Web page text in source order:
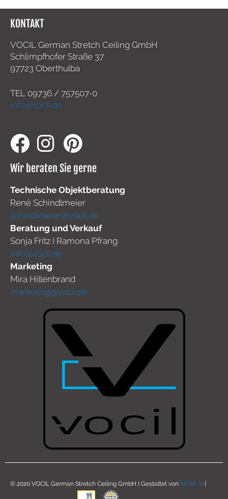
KONTAKT
VOCIL German Stretch Ceiling GmbH
Schlimpfhofer Straße 37
97723 Oberthulba
TEL 09736 / 757507-0
info@vocil.de
Wir beraten Sie gerne
Technische Objektberatung
René Schindlmeier
schindlmeier@vocil.de
Beratung und Verkauf
Sonja Fritz I Ramona Pfrang
info@vocil.de
Marketing
Mira Hillenbrand
marketing@vocil.de
© 2020 VOCIL German Stretch Ceiling GmbH I Gestaltet von MOM-ix